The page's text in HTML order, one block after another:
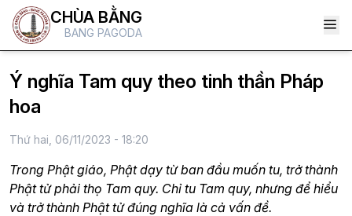
CHÙA BẰNG
BANG PAGODA
Ý nghĩa Tam quy theo tinh thần Pháp
hoa
Thứ hai, 06/11/2023 - 18:20
Trong Phật giáo, Phật dạy từ ban đầu muốn tu, trở thành
Phật tử phải thọ Tam quy. Chỉ tu Tam quy, nhưng để hiểu
và trở thành Phật tử đúng nghĩa là cả vấn đề.